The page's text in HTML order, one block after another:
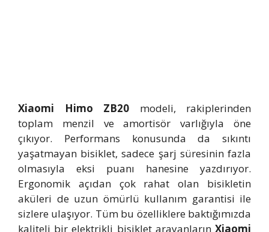
Xiaomi Himo ZB20 modeli, rakiplerinden
toplam menzil ve amortisör varlığıyla öne
çıkıyor. Performans konusunda da sıkıntı
yaşatmayan bisiklet, sadece şarj süresinin fazla
olmasıyla eksi puanı hanesine yazdırıyor.
Ergonomik açıdan çok rahat olan bisikletin
aküleri de uzun ömürlü kullanım garantisi ile
sizlere ulaşıyor. Tüm bu özelliklere baktığımızda
kaliteli bir elektrikli bisiklet arayanların Xiaomi